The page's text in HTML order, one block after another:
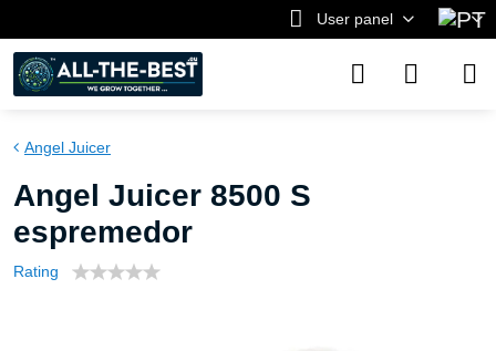
User panel
Angel Juicer
Angel Juicer 8500 S
espremedor
Rating